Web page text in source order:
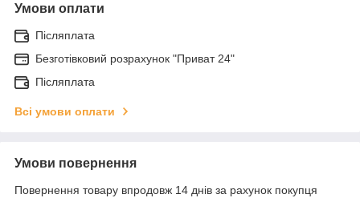
Умови оплати
Післяплата
Безготівковий розрахунок "Приват 24"
Післяплата
Всі умови оплати
Умови повернення
Повернення товару впродовж 14 днів за рахунок покупця